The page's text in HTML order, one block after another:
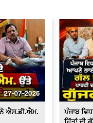
ਸ਼ਾਮਿਲ
ਬੀਕੇਯੂ ਏਕਤਾ ਸਿੱਧੂਪੁਰ ਵਲੋਂ ਕਾਲਾਝਾੜ
ਪਲਾਜ਼ਾ ਕੀਤਾ ਗਿਆ ਮੁਫ਼ਤ
ਟੋਲ ਮੁਕਤ ਕਰਾਕੇ ਕਿਸਾਨਾਂ ਵਲੋਂ ਭਾਗੂ
ਬਜਹੇੜੀ ਟੋਲ ਪਲਾਜ਼ੇ 'ਤੇ ਧਰਨਾ
ਆਰ.ਟੀ.ਓ. ਦਫ਼ਤਰ ਫ਼ਿਰੋਜ਼ਪੁਰ ਚ ਪਿਛਲੇ
27-07-2026
ਐਸ.ਡੀ.ਐਮ.
ਪੰਜਾਬ